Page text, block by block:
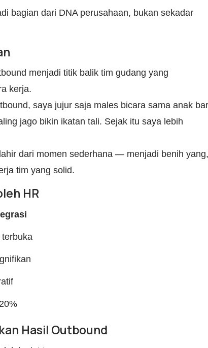
bagian dari DNA perusahaan, bukan sekadar
menjadi titik balik tim gudang yang
kerja.
saya jujur saja males bicara sama anak
jago bikin ikatan tali. Sejak itu saya lebih
dari momen sederhana — menjadi benih yang,
tim yang solid.
HR
Hasil Outbound